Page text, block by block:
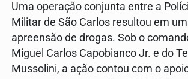
Uma operação conjunta entre a
Militar de São Carlos resultou em
apreensão de drogas. Sob o
Miguel Carlos Capobianco Jr. e do
Mussolini, a ação contou com o